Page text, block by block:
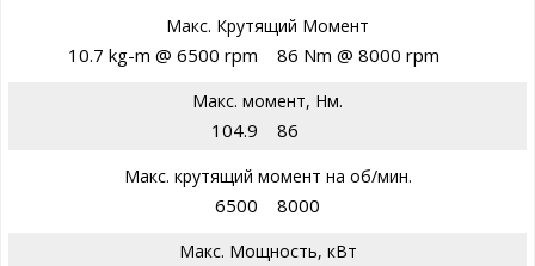
Макс. Крутящий Момент
10.7 kg-m @ 6500 rpm 86 Nm @ 8000 rpm
Макс. момент, Нм.
104.9 86
Макс. крутящий момент на об/мин.
6500 8000
Макс. Мощность, кВт